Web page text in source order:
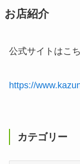
お店紹介
公式サイトはこ
https://
カテゴリー